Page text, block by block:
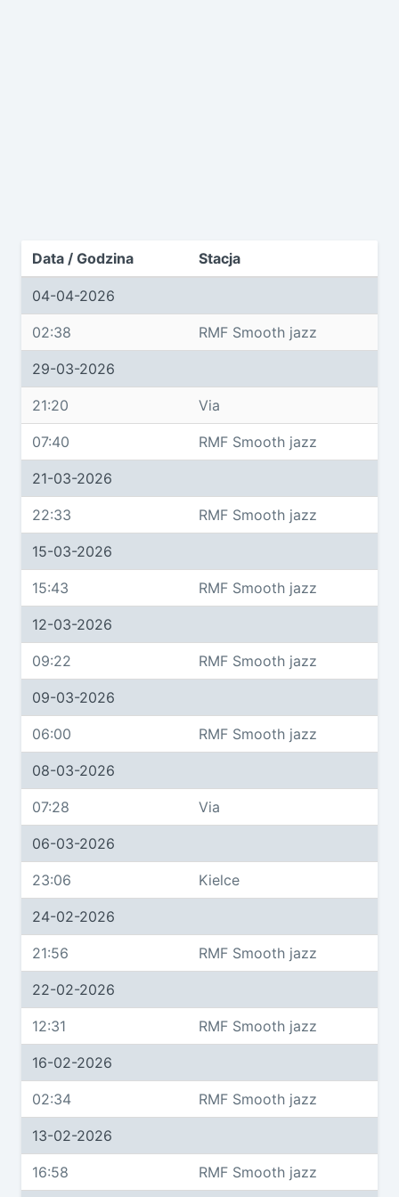
Data / Godzina Stacja
04-04-2026
02:38 RMF Smooth jazz
29-03-2026
21:20 Via
07:40 RMF Smooth jazz
21-03-2026
22:33 RMF Smooth jazz
15-03-2026
15:43 RMF Smooth jazz
12-03-2026
09:22 RMF Smooth jazz
09-03-2026
06:00 RMF Smooth jazz
08-03-2026
07:28 Via
06-03-2026
23:06 Kielce
24-02-2026
21:56 RMF Smooth jazz
22-02-2026
12:31 RMF Smooth jazz
16-02-2026
02:34 RMF Smooth jazz
13-02-2026
16:58 RMF Smooth jazz